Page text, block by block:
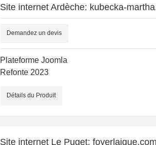
Site internet Ardèche: kubecka-
Demandez un devis
Plateforme Joomla
Refonte 2023
Détails du Produit
Site internet Le Puget: foyerlaique.com